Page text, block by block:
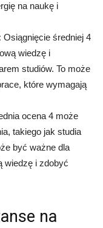
na naukę i
Osiągnięcie średniej 4
wiedzę i
studiów. To może
które wymagają
ocena 4 może
takiego jak studia
być ważne dla
wiedzę i zdobyć
na